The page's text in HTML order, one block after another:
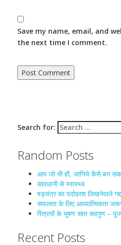
Save my name, email, and
the next time I comment.
Search for:
Random Posts
आप जो भी हों, जानिये कैसे बन
सावधानी से स्वास्थ्य
षड्यंत्र का पर्दाफ़ाश लिखनेवाले
सफलता के लिए आध्यात्मिकता
स्त्रियों के भूषण सात सदगुण –
Recent Posts